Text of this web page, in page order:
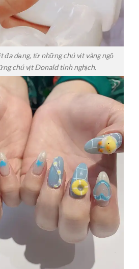
đa dạng, từ những chú vịt vàng ngộ
chú vịt Donald tinh nghịch.